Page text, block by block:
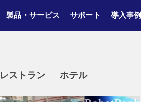
製品・サービス サポート 導入事例
レストラン ホテル